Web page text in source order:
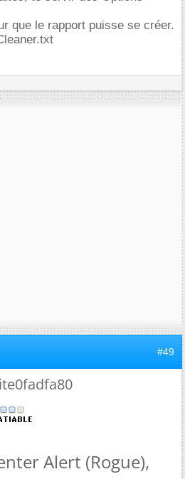
que le rapport puisse se créer.
#49
Alert (Rogue),